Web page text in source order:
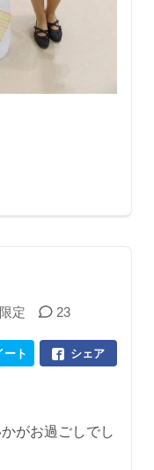
定 23
シェア
ート
がお過ごしでし